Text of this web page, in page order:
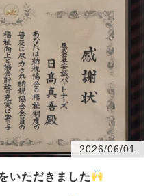
2026/06/01
いただきました